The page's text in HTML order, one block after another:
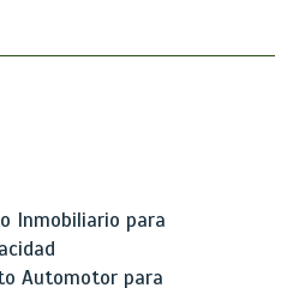
Inmobiliario para
Automotor para